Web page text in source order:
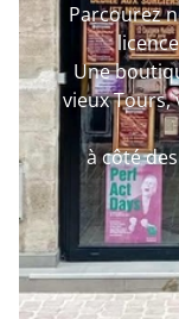
Parcourez
Une
vieux
à côté